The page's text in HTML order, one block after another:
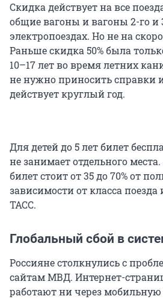
Скидка действует на все
общие вагоны и вагоны 2-го и
электропоездах. Но не на
Раньше скидка 50% была
10–17 лет во время летних
не нужно приносить справки
действует круглый год.
Для детей до 5 лет билет
не занимает отдельного
билет стоит от 35 до 70% от
зависимости от класса поезда
ТАСС.
Глобальный сбой в
Россияне столкнулись с
сайтам МВД. Интернет-
работают ни через мобильную